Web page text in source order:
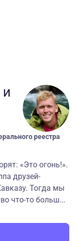
и
реестра
«Это огонь!».
друзей-
Тогда мы
что-то больш...